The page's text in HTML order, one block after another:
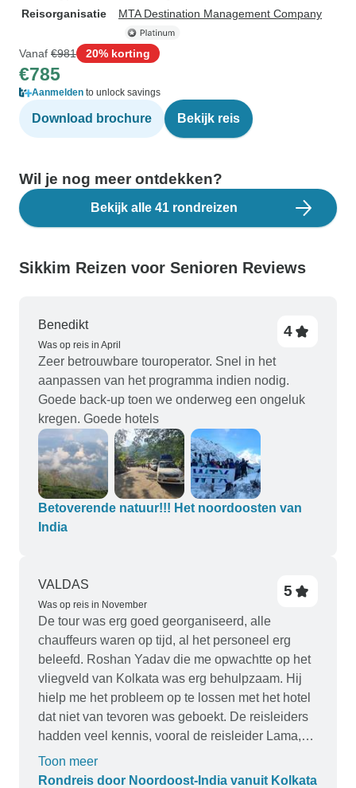
Reisorganisatie
MTA Destination Management Company
Vanaf €981 20% korting
€785
Aanmelden to unlock savings
Download brochure Bekijk reis
Wil je nog meer ontdekken?
Bekijk alle 41 rondreizen
Sikkim Reizen voor Senioren Reviews
Benedikt
Was op reis in April
4
Zeer betrouwbare touroperator. Snel in het
aanpassen van het programma indien nodig.
Goede back-up toen we onderweg een ongeluk
kregen. Goede hotels
Betoverende natuur!!! Het noordoosten van
India
VALDAS
Was op reis in November
5
De tour was erg goed georganiseerd, alle
chauffeurs waren op tijd, al het personeel erg
beleefd. Roshan Yadav die me opwachtte op het
vliegveld van Kolkata was erg behulpzaam. Hij
hielp me het probleem op te lossen met het hotel
dat niet van tevoren was geboekt. De reisleiders
hadden veel kennis, vooral de reisleider Lama,
die een paar dagen bij me was vanaf het
vliegveld van Bagdogra tot aan mijn vertrek naar
Toon meer
Rondreis door Noordoost-India vanuit Kolkata